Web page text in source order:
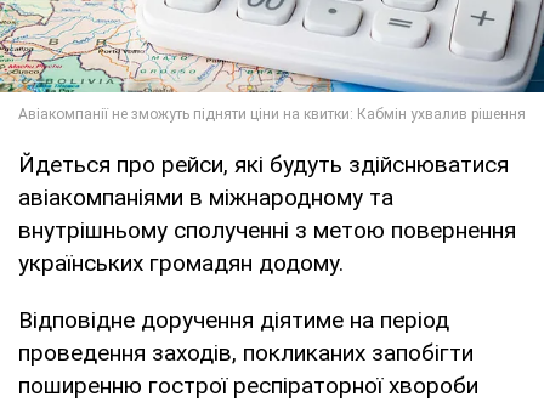
Йдеться про рейси, які будуть здійснюватися
авіакомпаніями в міжнародному та
внутрішньому сполученні з метою повернення
українських громадян додому.
Відповідне доручення діятиме на період
проведення заходів, покликаних запобігти
поширенню гострої респіраторної хвороби